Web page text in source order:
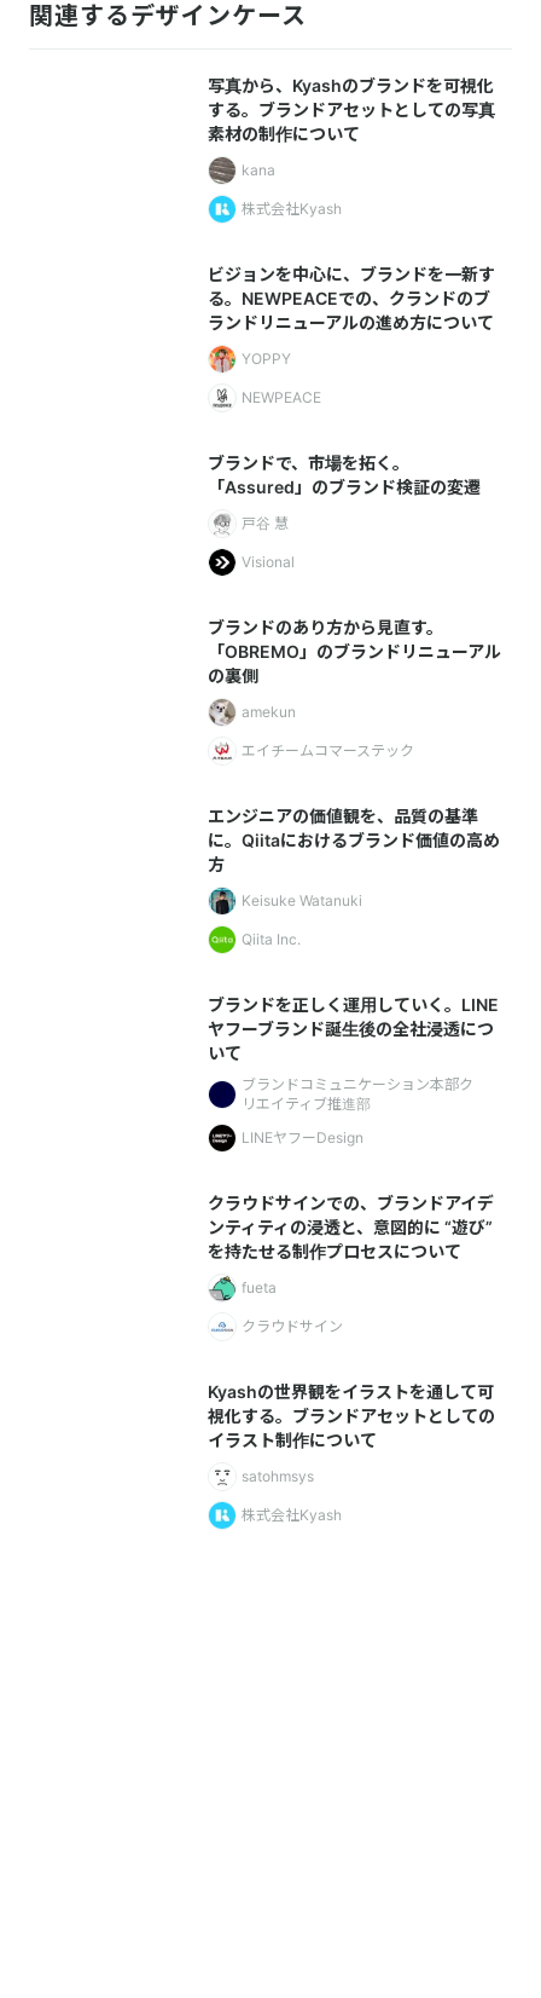
関連するデザインケース
写真から、Kyashのブランドを可視化
する。ブランドアセットとしての写真
素材の制作について
kana
株式会社Kyash
ビジョンを中心に、ブランドを一新す
る。NEWPEACEでの、クランドのブ
ランドリニューアルの進め方について
YOPPY
NEWPEACE
ブランドで、市場を拓く。
「Assured」のブランド検証の変遷
戸谷 慧
Visional
ブランドのあり方から見直す。
「OBREMO」のブランドリニューアル
の裏側
amekun
エイチームコマーステック
エンジニアの価値観を、品質の基準
に。Qiitaにおけるブランド価値の高め
方
Keisuke Watanuki
Qiita Inc.
ブランドを正しく運用していく。LINE
ヤフーブランド誕生後の全社浸透につ
いて
ブランドコミュニケーション本部ク
リエイティブ推進部
LINEヤフーDesign
クラウドサインでの、ブランドアイデ
ンティティの浸透と、意図的に “遊び”
を持たせる制作プロセスについて
fueta
クラウドサイン
Kyashの世界観をイラストを通して可
視化する。ブランドアセットとしての
イラスト制作について
satohmsys
株式会社Kyash